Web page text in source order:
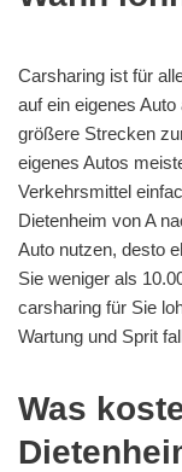
Carsharing ist für
auf ein eigenes
größere Strecken
eigenes Autos
Verkehrsmittel
Dietenheim von A
Auto nutzen, desto
Sie weniger als
carsharing für Sie
Wartung und Sprit
Was